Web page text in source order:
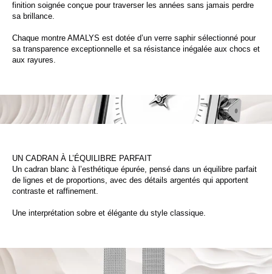
finition soignée conçue pour traverser les années sans jamais perdre
sa brillance.
Chaque montre AMALYS est dotée d’un verre saphir sélectionné pour
sa transparence exceptionnelle et sa résistance inégalée aux chocs et
aux rayures.
UN CADRAN À L’ÉQUILIBRE PARFAIT
Un cadran blanc à l’esthétique épurée, pensé dans un équilibre parfait
de lignes et de proportions, avec des détails argentés qui apportent
contraste et raffinement.
Une interprétation sobre et élégante du style classique.